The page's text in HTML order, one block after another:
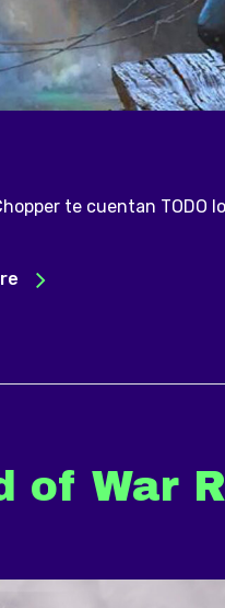
te cuentan TODO
of War